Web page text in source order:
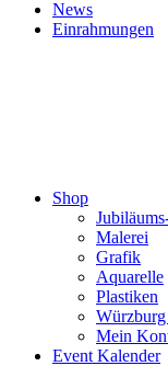
News
Einrahmungen
Shop
Malerei
Grafik
Aquarelle
Plastiken
Würzburg
Mein
Event Kalender